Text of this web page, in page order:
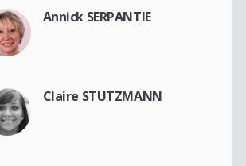
Annick SERPANTIE
Claire STUTZMANN